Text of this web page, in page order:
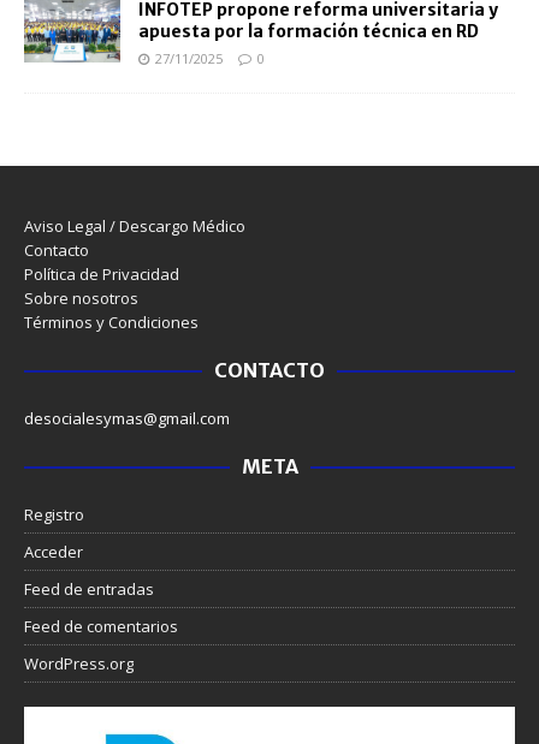
INFOTEP propone reforma universitaria y
apuesta por la formación técnica en RD
27/11/2025 0
Aviso Legal / Descargo Médico
Contacto
Política de Privacidad
Sobre nosotros
Términos y Condiciones
CONTACTO
desocialesymas@gmail.com
META
Registro
Acceder
Feed de entradas
Feed de comentarios
WordPress.org